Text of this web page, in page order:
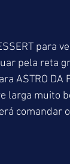
para
pela reta
ASTRO DA
larga muito
comandar